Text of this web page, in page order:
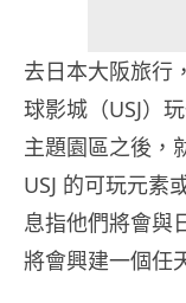
去日本大阪旅行
球影城（USJ）
主題園區之後，
USJ 的可玩元素
息指他們將會與
將會興建一個任